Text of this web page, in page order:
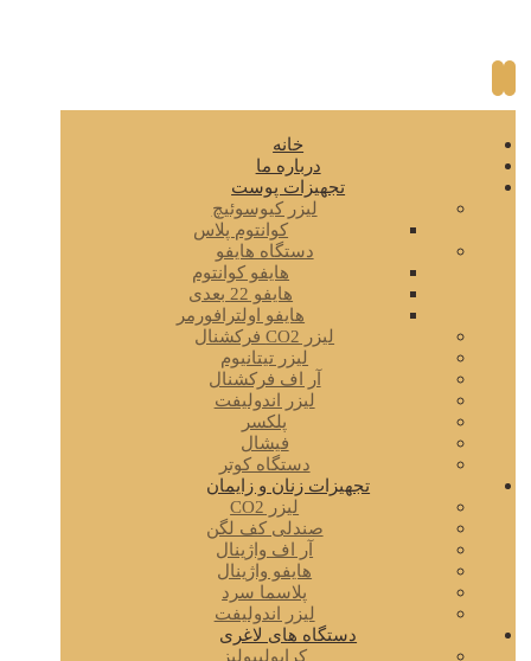
خانه
درباره ما
تجهیزات پوست
لیزر کیوسوئیچ
کوانتوم پلاس
دستگاه هایفو
هایفو کوانتوم
هایفو 22 بعدی
هایفو اولترافورمر
لیزر CO2 فرکشنال
لیزر تیتانیوم
آر اف فرکشنال
لیزر اندولیفت
پلکسر
فیشال
دستگاه کوتر
تجهیزات زنان و زایمان
لیزر CO2
صندلی کف لگن
آر اف واژینال
هایفو واژینال
پلاسما سرد
لیزر اندولیفت
دستگاه های لاغری
کرایولیپولیز